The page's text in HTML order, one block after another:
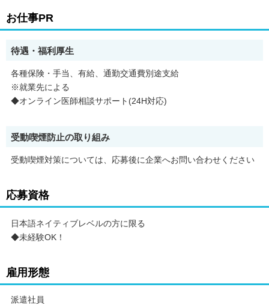
お仕事PR
待遇・福利厚生
各種保険・手当、有給、通勤交通費別途支給
※就業先による
◆オンライン医師相談サポート(24H対応)
受動喫煙防止の取り組み
受動喫煙対策については、応募後に企業へお問い合わせください
応募資格
日本語ネイティブレベルの方に限る
◆未経験OK！
雇用形態
派遣社員